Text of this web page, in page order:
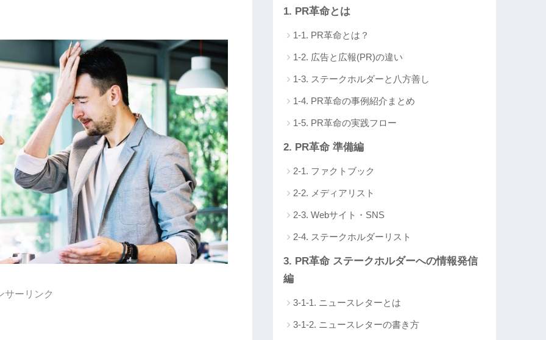
サーリンク
1. PR革命とは
1-1. PR革命とは？
1-2. 広告と広報(PR)の違い
1-3. ステークホルダーと八方善し
1-4. PR革命の事例紹介まとめ
1-5. PR革命の実践フロー
2. PR革命 準備編
2-1. ファクトブック
2-2. メディアリスト
2-3. Webサイト・SNS
2-4. ステークホルダーリスト
3. PR革命 ステークホルダーへの情報発信
編
3-1-1. ニュースレターとは
3-1-2. ニュースレターの書き方